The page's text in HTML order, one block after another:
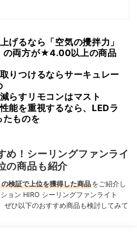
るなら「空気の攪拌力」
の両方が★4.00以上の商品
りつけるならサーキュレー
らすリモコンはマスト
能を重視するなら、LEDラ
たものを
め！シーリングファンライ
の商品も紹介
検証で上位を獲得した商品をご紹介し
ョン HIRO シーリングファンライト
ぜひ以下のおすすめ商品も検討してみて